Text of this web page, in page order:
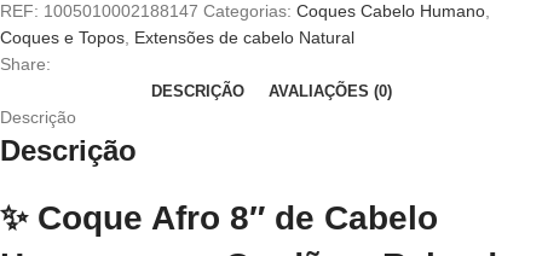
REF: 1005010002188147 Categorias: Coques Cabelo Humano,
Coques e Topos, Extensões de cabelo Natural
Share:
DESCRIÇÃO AVALIAÇÕES (0)
Descrição
Descrição
✨ Coque Afro 8″ de Cabelo